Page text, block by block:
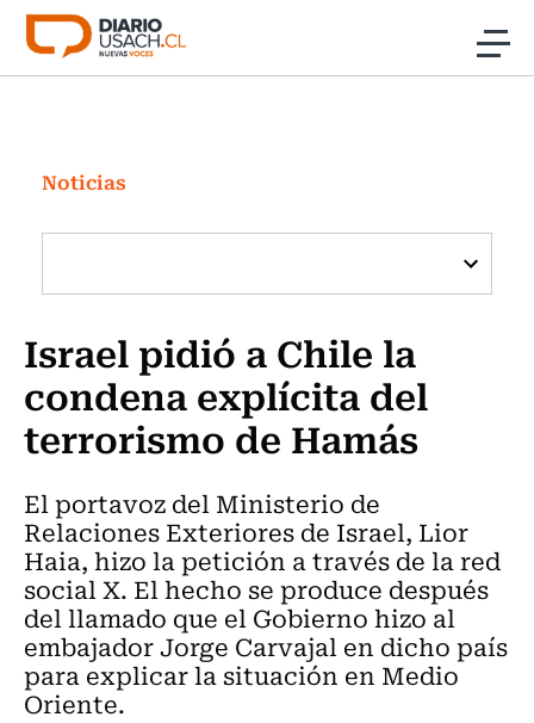
Click acá para ir directamente al contenido
Investigación
Cultura
Programas Radio y TV Usach
Noticias
Israel pidió a Chile la
condena explícita del
terrorismo de Hamás
El portavoz del Ministerio de
Relaciones Exteriores de Israel, Lior
Haia, hizo la petición a través de la red
social X. El hecho se produce después
del llamado que el Gobierno hizo al
embajador Jorge Carvajal en dicho país
para explicar la situación en Medio
Oriente.